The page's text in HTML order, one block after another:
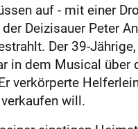
auf - mit einer
Deizisauer Peter
Der 39-
in dem Musical über
verkörperte
will.